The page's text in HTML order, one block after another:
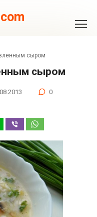
сыром
сыром
0